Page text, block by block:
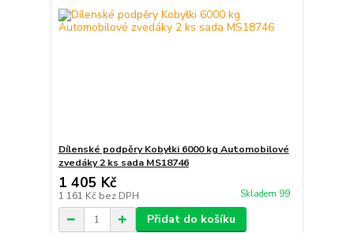
Dílenské podpěry Kobyłki 6000 kg Automobilové
zvedáky 2 ks sada MS18746
1 405 Kč
1 161 Kč bez DPH Skladem 99
Přidat do košíku